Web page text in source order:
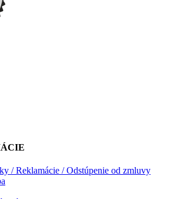
/ Reklamácie / Odstúpenie od zmluvy